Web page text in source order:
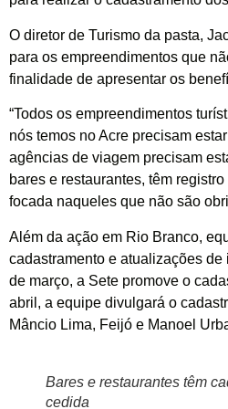
O diretor de Turismo da pasta,
para os empreendimentos que
finalidade de apresentar os
“Todos os empreendimentos
nós temos no Acre precisam
agências de viagem precisam
bares e restaurantes, têm
focada naqueles que não são
Além da ação em Rio Branco,
cadastramento e atualizações
de março, a Sete promove o
abril, a equipe divulgará o
Mâncio Lima, Feijó e Manoel
Bares e restaurantes têm
cedida